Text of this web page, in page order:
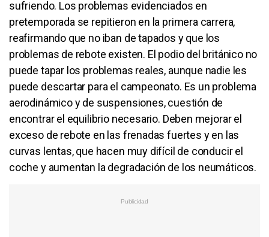
sufriendo. Los problemas evidenciados en
pretemporada se repitieron en la primera carrera,
reafirmando que no iban de tapados y que los
problemas de rebote existen. El podio del británico no
puede tapar los problemas reales, aunque nadie les
puede descartar para el campeonato. Es un problema
aerodinámico y de suspensiones, cuestión de
encontrar el equilibrio necesario. Deben mejorar el
exceso de rebote en las frenadas fuertes y en las
curvas lentas, que hacen muy difícil de conducir el
coche y aumentan la degradación de los neumáticos.